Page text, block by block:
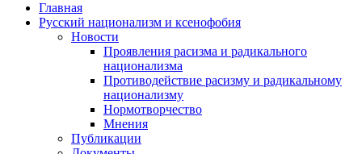
Главная
Русский национализм и ксенофобия
Новости
Проявления расизма и радикального
национализма
Противодействие расизму и радикальному
национализму
Нормотворчество
Мнения
Публикации